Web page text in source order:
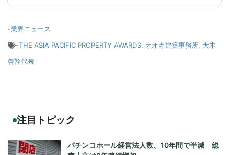
-業界ニュース
-THE ASIA PACIFIC PROPERTY AWARDS, オオキ建築事務所, 大木
啓幹代表
注目トピック
パチンコホール経営法人数、10年間で半減 総